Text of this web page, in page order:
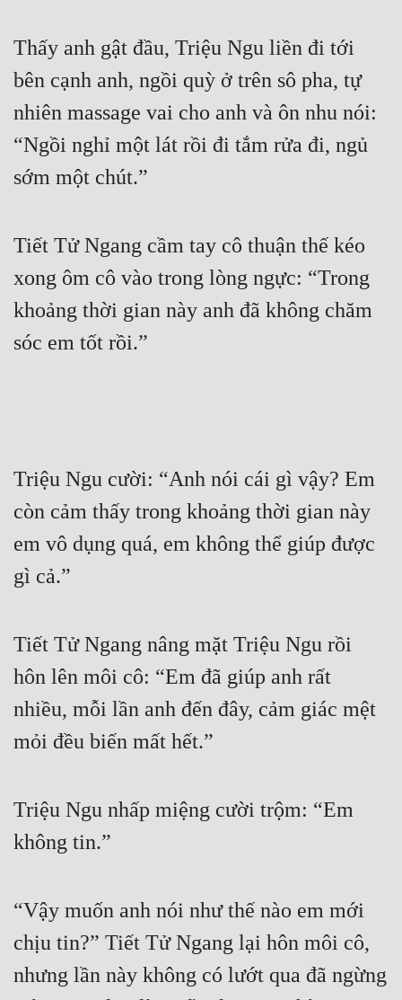
Đẹp Hiệp
Tính Cách Nhân Vật :
Cơ Trí
Sát Phạt Quyết Đoán
Thấy anh gật đầu, Triệu Ngu liền đi tới
bên cạnh anh, ngồi quỳ ở trên sô pha, tự
nhiên massage vai cho anh và ôn nhu nói:
“Ngồi nghỉ một lát rồi đi tắm rửa đi, ngủ
sớm một chút.”
Tiết Tử Ngang cầm tay cô thuận thế kéo
xong ôm cô vào trong lòng ngực: “Trong
khoảng thời gian này anh đã không chăm
sóc em tốt rồi.”
Triệu Ngu cười: “Anh nói cái gì vậy? Em
còn cảm thấy trong khoảng thời gian này
em vô dụng quá, em không thể giúp được
gì cả.”
Tiết Tử Ngang nâng mặt Triệu Ngu rồi
hôn lên môi cô: “Em đã giúp anh rất
nhiều, mỗi lần anh đến đây, cảm giác mệt
mỏi đều biến mất hết.”
Triệu Ngu nhấp miệng cười trộm: “Em
không tin.”
“Vậy muốn anh nói như thế nào em mới
chịu tin?” Tiết Tử Ngang lại hôn môi cô,
nhưng lần này không có lướt qua đã ngừng